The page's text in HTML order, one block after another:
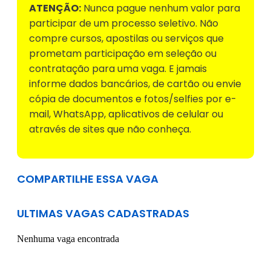
ATENÇÃO: Nunca pague nenhum valor para
participar de um processo seletivo. Não
compre cursos, apostilas ou serviços que
prometam participação em seleção ou
contratação para uma vaga. E jamais
informe dados bancários, de cartão ou envie
cópia de documentos e fotos/selfies por e-
mail, WhatsApp, aplicativos de celular ou
através de sites que não conheça.
COMPARTILHE ESSA VAGA
ULTIMAS VAGAS CADASTRADAS
Nenhuma vaga encontrada